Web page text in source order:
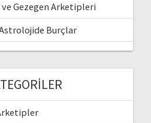
Gezegen Arketipleri
Burçlar